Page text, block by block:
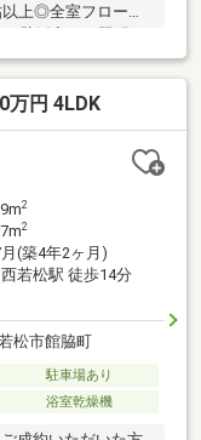
上◎全室フローリ
の空間にしてみま
ル・エアコン・アク
ットドア・防草シ
もお問い合わせ受
安やご要望には、
す！
万円 4LDK
2
2
(築4年2ヶ月)
西若松駅 徒歩14分
松市館脇町
駐車場あり
浴室乾燥機